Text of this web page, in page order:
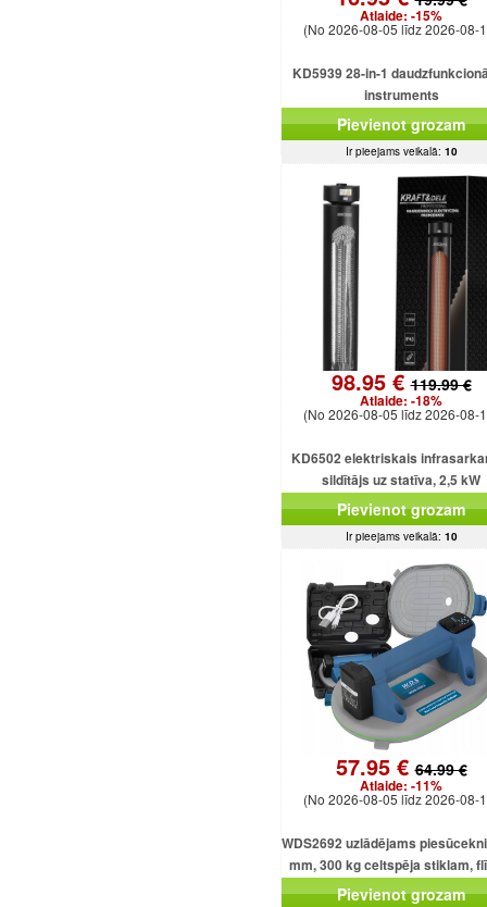
Atlaide: -15%
(No 2026-08-05 līdz 2026-08-
KD5939 28-in-1
instruments
Pievienot grozam
Ir pieejams veikalā: 10
98.95 €119.99 €
Atlaide: -18%
(No 2026-08-05 līdz 2026-08-
KD6502 elektriskais
sildītājs uz statīva, 2,5 kW
Pievienot grozam
Ir pieejams veikalā: 10
57.95 €64.99 €
Atlaide: -11%
(No 2026-08-05 līdz 2026-08-
WDS2692 uzlādējams
mm, 300 kg celtspēja stiklam,
un loksnēm
Pievienot grozam